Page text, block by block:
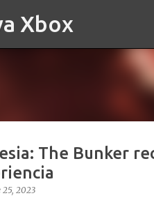
Xbox
The Bunker
2023